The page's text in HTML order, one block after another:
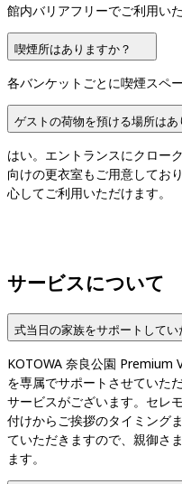
館内バリアフリーでご利用いた
喫煙所はありますか？
各バンケットごとに喫煙スペ
ゲストの荷物を預ける場所はあ
はい。エントランスにクロー
向けの更衣室もご用意してお
心してご利用いただけます。
サービスについて
式当日の家族をサポートして
KOTOWA 奈良公園 Premium
を専属でサポートさせていた
サービスがございます。セレ
付けからご挨拶のタイミング
ていただきますので、親御さ
ます。